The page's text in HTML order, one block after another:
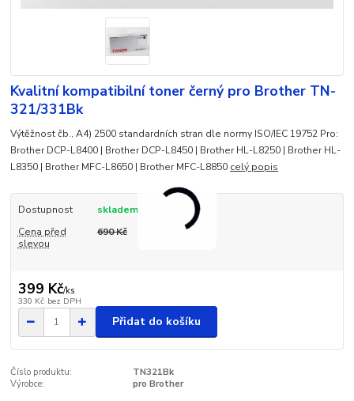
Kvalitní kompatibilní toner černý pro Brother TN-
321/331Bk
Výtěžnost čb., A4) 2500 standardních stran dle normy ISO/IEC 19752 Pro:
Brother DCP-L8400 | Brother DCP-L8450 | Brother HL-L8250 | Brother HL-
L8350 | Brother MFC-L8650 | Brother MFC-L8850 celý popis
Dostupnost
skladem
Cena před
slevou
690 Kč
399 Kč/ks
330 Kč bez DPH
Přidat do košíku
Číslo produktu:
TN321Bk
Výrobce:
pro Brother